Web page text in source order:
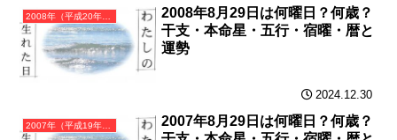
2008年（平成20年）戊子（つちのえね）・子年（ねずみ年）カレンダー（月曜はじまり）
2008年8月29日は何曜日？何歳？
干支・本命星・五行・宿曜・暦と
運勢
2024.12.30
2007年（平成19年）丁亥（ひのとい）・亥年（いのしし年）カレンダー（月曜はじまり）
2007年8月29日は何曜日？何歳？